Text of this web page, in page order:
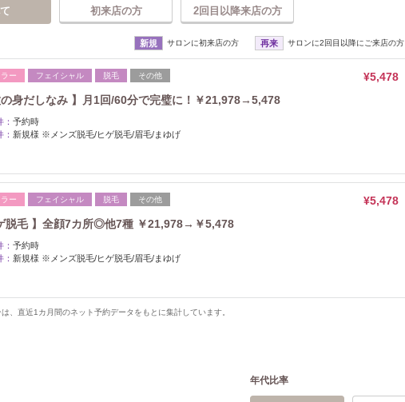
初来店の方 2回目以降来店の方
新規 サロンに初来店の方 再来 サロンに2回目以降にご来店の方
ー フェイシャル 脱毛 その他
¥5,478
の身だしなみ 】月1回/60分で完璧に！￥21,978→5,478
予約時
新規様 ※メンズ脱毛/ヒゲ脱毛/眉毛/まゆげ
ー フェイシャル 脱毛 その他
¥5,478
脱毛 】全顔7カ所◎他7種 ￥21,978→￥5,478
予約時
新規様 ※メンズ脱毛/ヒゲ脱毛/眉毛/まゆげ
、直近1カ月間のネット予約データをもとに集計しています。
年代比率